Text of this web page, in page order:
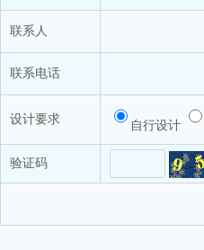
联系人
联系电话
设计要求 自行设计
验证码